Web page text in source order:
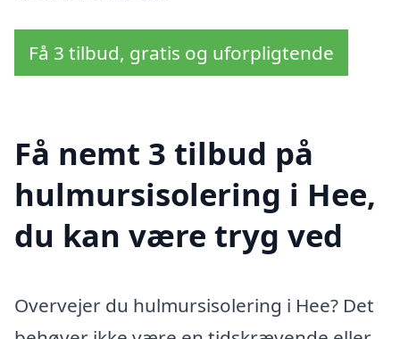
Få 3 tilbud, gratis og uforpligtende
Få nemt 3 tilbud på
hulmursisolering i Hee,
du kan være tryg ved
Overvejer du hulmursisolering i Hee? Det